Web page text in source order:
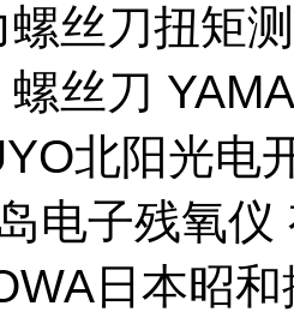
丝刀扭矩
丝刀
北阳光电
电子残氧
日本昭